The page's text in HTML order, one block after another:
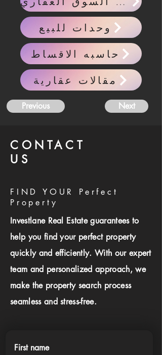
وحدات للبيع
حاسبه الاقساط
مقالات عقارية
Previous Next
CONTACT
US
FIND YOUR Perfect
Property
Investlane Real Estate guarantees to
help you find your perfect property
quickly and efficiently. With our expert
team and personalized approach, we
make the property search process
seamless and stress-free.
First name